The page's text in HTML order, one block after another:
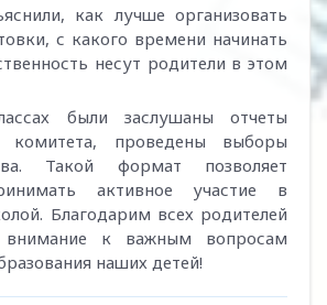
как лучше организовать
с какого времени начинать
несут родители в этом
были заслушаны отчеты
комитета, проведены выборы
Такой формат позволяет
активное участие в
Благодарим всех родителей
к важным вопросам
наших детей!